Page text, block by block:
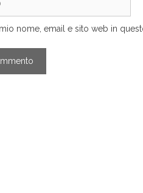
nome, email e sito web in